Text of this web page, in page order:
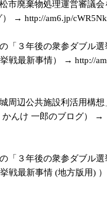
市廃棄物処理運営審議会
） → http://am6.jp/cWR5Nk
「３年後の衆参ダブル選
戦最新事情） → http://
周辺公共施設利活用構想
んけ 一郎のブログ） →
「３年後の衆参ダブル選
戦最新事情 (地方版用)